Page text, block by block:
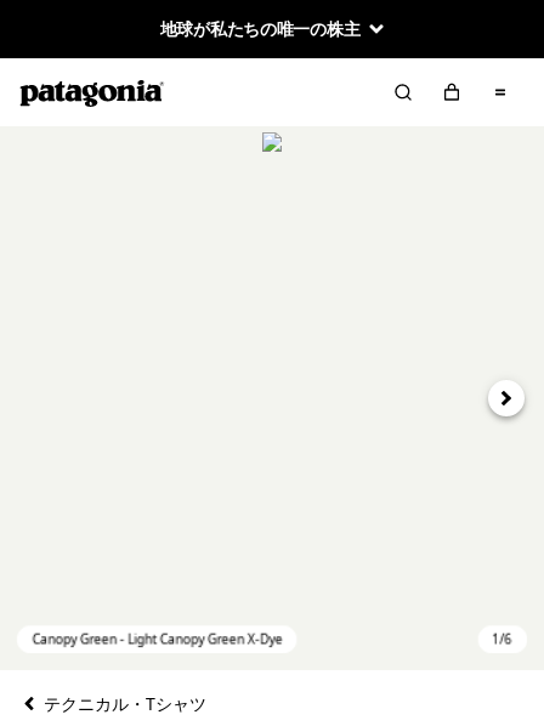
地球が私たちの唯一の株主
次へ
テクニカル・Tシャツ